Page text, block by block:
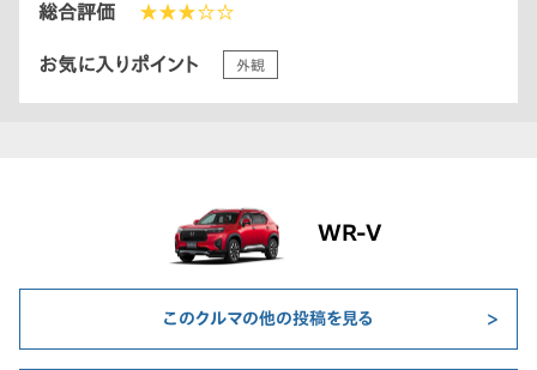
総合評価 ★★★☆☆
お気に入りポイント 外観
WR-V
このクルマの他の投稿を見る